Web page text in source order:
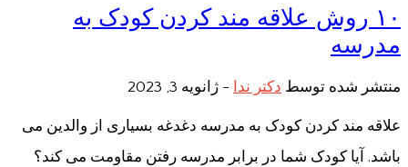
۱۰ روش علاقه مند کردن کودک به
مدرسه
منتشر شده توسط دکتر ندا - ژانویه 3, 2023
علاقه مند کردن کودک به مدرسه دغدغه بسیاری از والدین می
باشد. آیا کودک شما در برابر مدرسه رفتن مقاومت می کند؟